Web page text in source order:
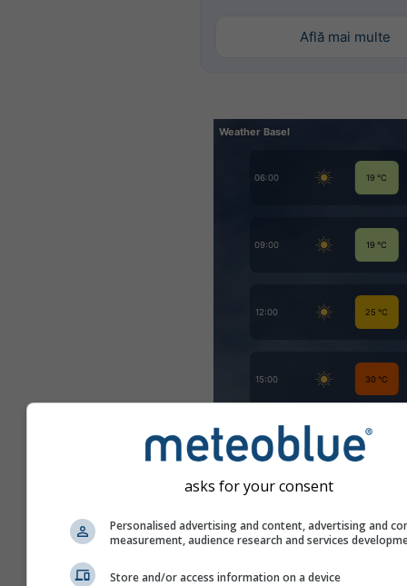
Află mai multe
asks for your consent
Personalised advertising and content, advertising and
measurement, audience research and services
Store and/or access information on a device